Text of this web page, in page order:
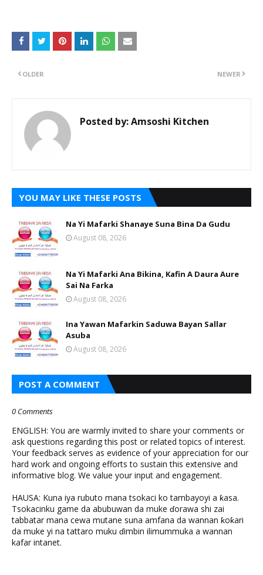
NEWER
OLDER
Posted by:Amsoshi Kitchen
YOU MAY LIKE THESE POSTS
Na Yi Mafarki Shanaye Suna Bina Da Gudu
August 08, 2026
Na Yi Mafarki Ana Bikina, Kafin A Daura Aure
Sai Na Farka
August 08, 2026
Ina Yawan Mafarkin Saduwa Bayan Sallar
Asuba
August 08, 2026
POST A COMMENT
0 Comments
ENGLISH: You are warmly invited to share your comments or
ask questions regarding this post or related topics of interest.
Your feedback serves as evidence of your appreciation for our
hard work and ongoing efforts to sustain this extensive and
informative blog. We value your input and engagement.
HAUSA: Kuna iya rubuto mana tsokaci ko tambayoyi a ƙasa.
Tsokacinku game da abubuwan da muke ɗorawa shi zai
tabbatar mana cewa mutane suna amfana da wannan ƙoƙari
da muke yi na tattaro muku ɗimbin ilimummuka a wannan
kafar intanet.